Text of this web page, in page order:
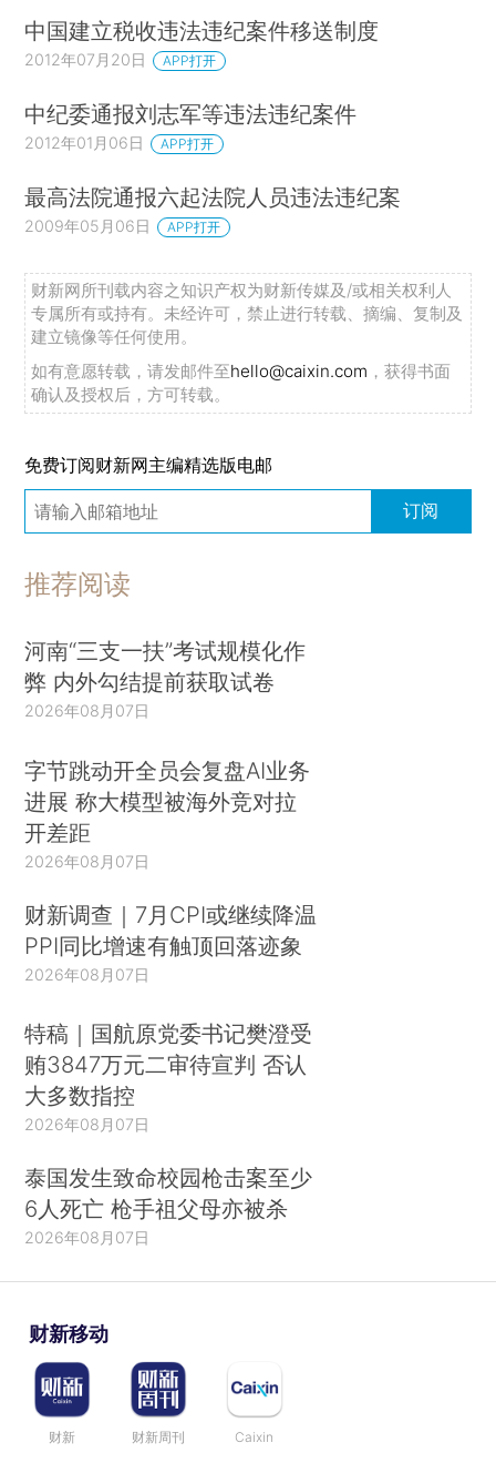
中国建立税收违法违纪案件移送制度
2012年07月20日 APP打开
中纪委通报刘志军等违法违纪案件
2012年01月06日 APP打开
最高法院通报六起法院人员违法违纪案
2009年05月06日 APP打开
财新网所刊载内容之知识产权为财新传媒及/或相关权利人
专属所有或持有。未经许可，禁止进行转载、摘编、复制及
建立镜像等任何使用。
如有意愿转载，请发邮件至hello@caixin.com ，获得书面
确认及授权后，方可转载。
免费订阅财新网主编精选版电邮
订阅
推荐阅读
河南“三支一扶”考试规模化作
弊 内外勾结提前获取试卷
2026年08月07日
字节跳动开全员会复盘AI业务
进展 称大模型被海外竞对拉
开差距
2026年08月07日
财新调查｜7月CPI或继续降温
PPI同比增速有触顶回落迹象
2026年08月07日
特稿｜国航原党委书记樊澄受
贿3847万元二审待宣判 否认
大多数指控
2026年08月07日
泰国发生致命校园枪击案至少
6人死亡 枪手祖父母亦被杀
2026年08月07日
财新移动
财新 财新周刊 Caixin